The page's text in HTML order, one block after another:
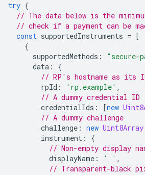
try {
// The data below is the
// check if a payment can be
const supportedInstruments = [
{
supportedMethods : "secure-
data :
{
// RP's hostname as its
rpId : 'rp.example' ,
// A dummy credential ID
credentialIds : [new
// A dummy challenge
challenge : new Uint8Array
instrument :
{
// Non-empty display
displayName : ' ' ,
// Transparent-black